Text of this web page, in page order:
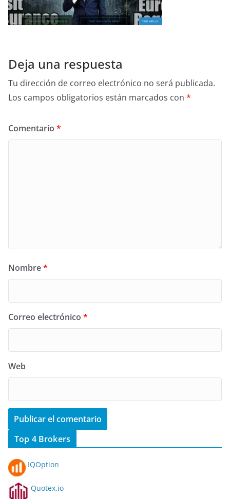
Deja una respuesta
Tu dirección de correo electrónico no será publicada.
Los campos obligatorios están marcados con *
Comentario *
Nombre*
Correo electrónico *
Web
Top 4 Brokers
IQOption
Quotex.io